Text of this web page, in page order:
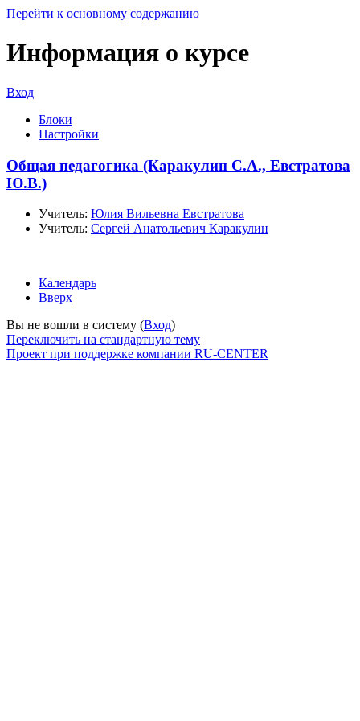
Перейти к основному содержанию
Информация о курсе
Вход
Блоки
Настройки
Общая педагогика (Каракулин С.А., Евстратова
Ю.В.)
Учитель: Юлия Вильевна Евстратова
Учитель: Сергей Анатольевич Каракулин
Календарь
Вверх
Вы не вошли в систему (Вход)
Переключить на стандартную тему
Проект при поддержке компании RU-CENTER